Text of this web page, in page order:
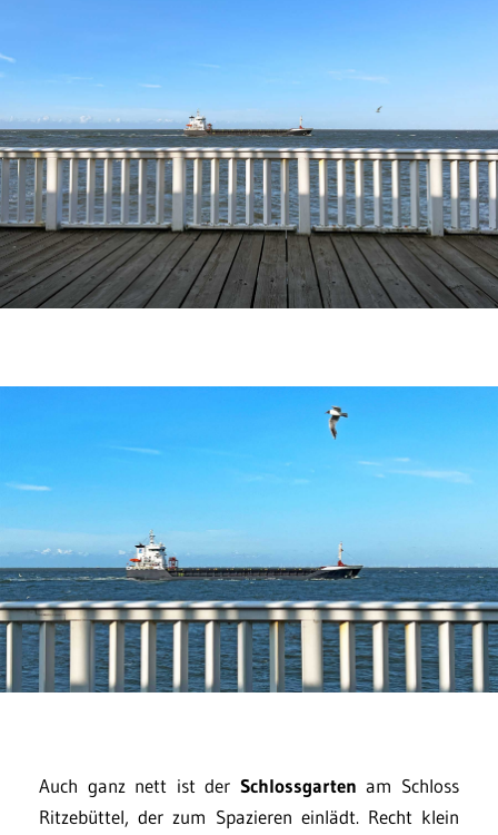
Auch ganz nett ist der Schlossgarten am Schloss
Ritzebüttel, der zum Spazieren einlädt. Recht klein